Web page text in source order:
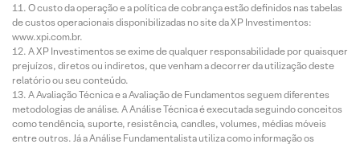
O custo da operação e a política de cobrança estão definidos nas tabelas
de custos operacionais disponibilizadas no site da XP Investimentos:
www.xpi.com.br.
A XP Investimentos se exime de qualquer responsabilidade por quaisquer
prejuízos, diretos ou indiretos, que venham a decorrer da utilização deste
relatório ou seu conteúdo.
A Avaliação Técnica e a Avaliação de Fundamentos seguem diferentes
metodologias de análise. A Análise Técnica é executada seguindo conceitos
como tendência, suporte, resistência, candles, volumes, médias móveis
entre outros. Já a Análise Fundamentalista utiliza como informação os